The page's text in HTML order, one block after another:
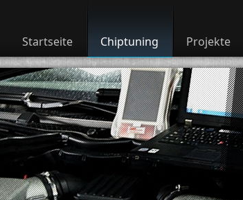
Startseite Chiptuning Projekte